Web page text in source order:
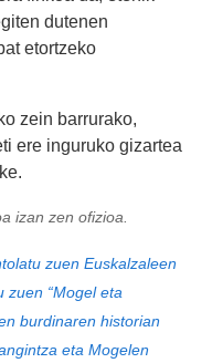
dutenen
etortzeko
zein barrurako,
ere inguruko gizartea
izan zen ofizioa.
zuen Euskalzaleen
zuen “Mogel eta
burdinaren historian
eta Mogelen